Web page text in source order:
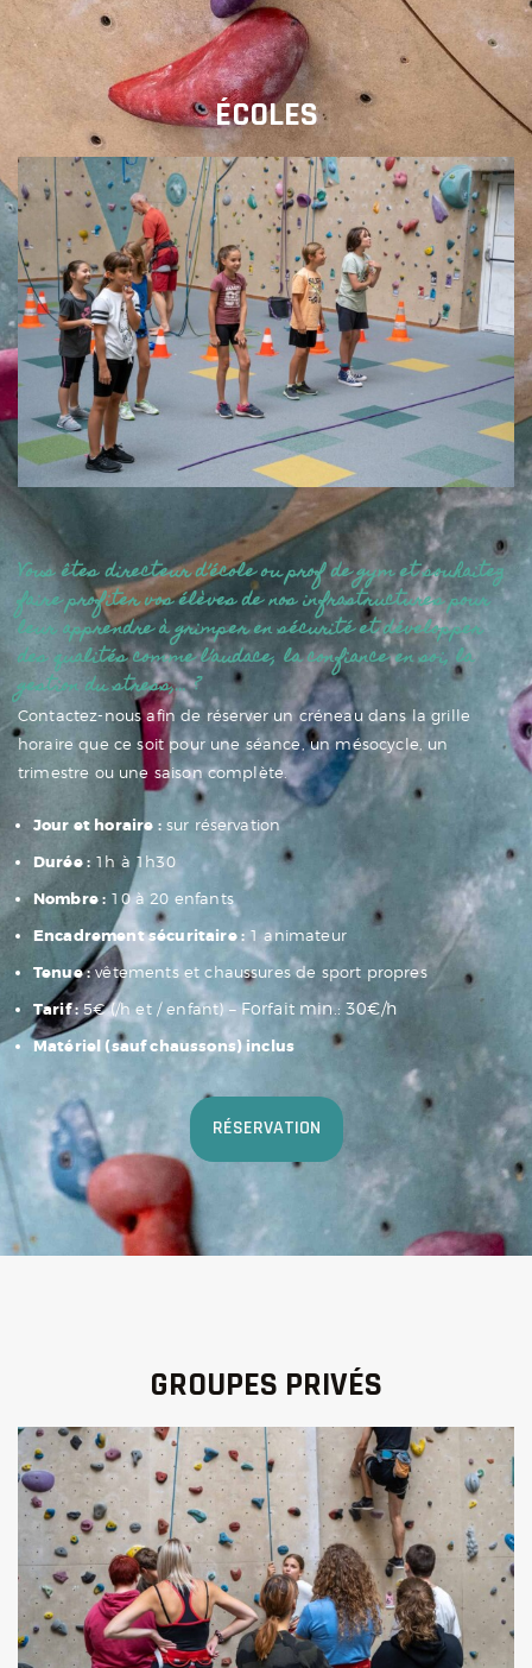
ÉCOLES
Vous êtes directeur d’école ou prof de gym et souhaitez
faire profiter vos élèves de nos infrastructures pour
leur apprendre à grimper en sécurité et développer
des qualités comme l’audace, la confiance en soi, la
gestion du stress,… ?
Contactez-nous afin de réserver un créneau dans la grille
horaire que ce soit pour une séance, un mésocycle, un
trimestre ou une saison complète.
Jour et horaire :sur réservation
Durée : 1h à 1h30
Nombre : 10 à 20 enfants
Encadrement sécuritaire : 1 animateur
Tenue :vêtements et chaussures de sport propres
Tarif :5€ (/h et / enfant) – Forfait min.: 30€/h
Matériel (sauf chaussons) inclus
RÉSERVATION
GROUPES PRIVÉS